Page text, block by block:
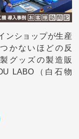
ンショップが生産
かないほどの反
グッズの製造販
LABO（白石物